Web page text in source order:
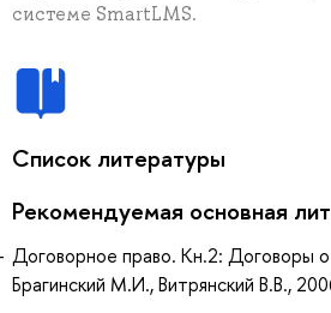
системе SmartLMS.
Список литературы
Рекомендуемая основная
Договорное право. Кн.2: Договоры
Брагинский М.И., Витрянский В.В.,